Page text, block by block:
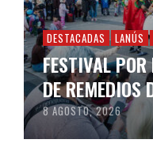
DESTACADAS LANÚS
FESTIVAL
DE REMEDIOS
8 AGOSTO, 2026